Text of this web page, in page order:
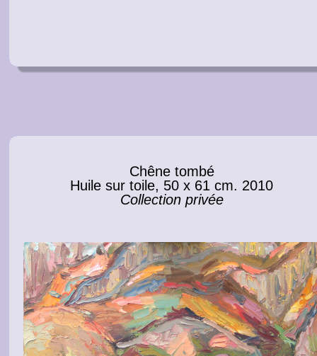
Chêne tombé
Huile sur toile, 50 х 61 cm. 2010
Collection privée